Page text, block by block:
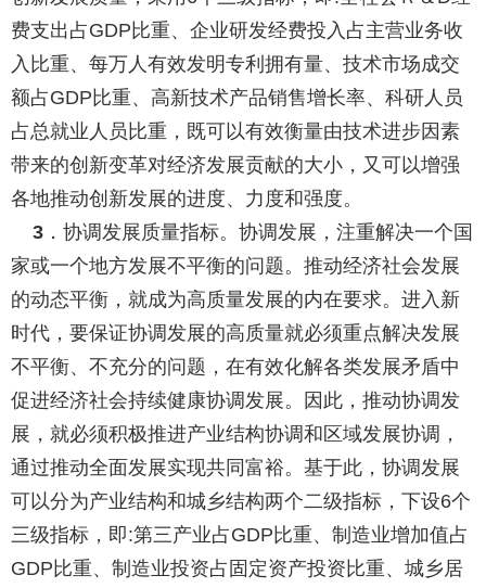
费支出占GDP比重、企业研发经费投入占主营业务收
入比重、每万人有效发明专利拥有量、技术市场成交
额占GDP比重、高新技术产品销售增长率、科研人员
占总就业人员比重，既可以有效衡量由技术进步因素
带来的创新变革对经济发展贡献的大小，又可以增强
各地推动创新发展的进度、力度和强度。
3 ．协调发展质量指标。 协调发展，注重解决一个国
家或一个地方发展不平衡的问题。推动经济社会发展
的动态平衡，就成为高质量发展的内在要求。进入新
时代，要保证协调发展的高质量就必须重点解决发展
不平衡、不充分的问题，在有效化解各类发展矛盾中
促进经济社会持续健康协调发展。因此，推动协调发
展，就必须积极推进产业结构协调和区域发展协调，
通过推动全面发展实现共同富裕。基于此，协调发展
可以分为产业结构和城乡结构两个二级指标，下设6个
三级指标，即:第三产业占GDP比重、制造业增加值占
GDP比重、制造业投资占固定资产投资比重、城乡居